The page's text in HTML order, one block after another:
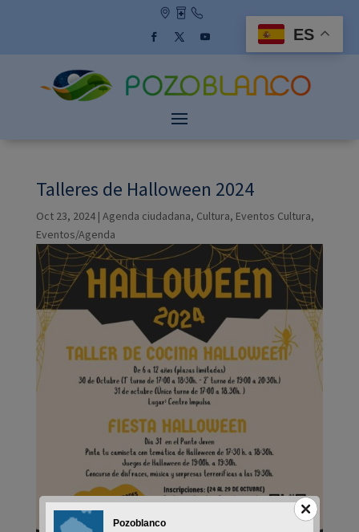
Talleres de Halloween 2024
Oct 23, 2024| Agenda ciudadana, Cultura, Eventos Cultura,
Eventos/Agenda
ES
Pozoblanco